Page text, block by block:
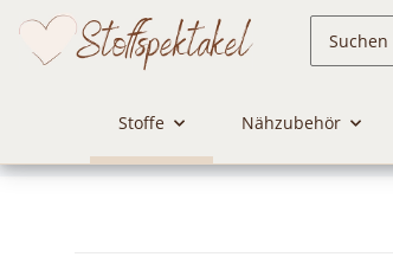
Stoffe Nähzubehör